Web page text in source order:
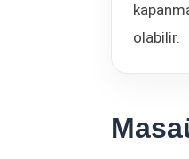
olabilir.